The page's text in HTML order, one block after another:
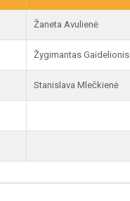
Žaneta Avulienė
Žygimantas Gaidelionis
Stanislava Mlečkienė